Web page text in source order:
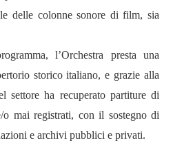
delle colonne sonore di film, sia
l’Orchestra presta una
storico italiano, e grazie alla
settore ha recuperato partiture di
mai registrati, con il sostegno di
e archivi pubblici e privati.